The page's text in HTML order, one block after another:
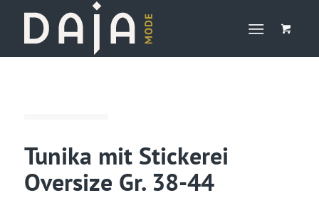
Tunika mit Stickerei
Oversize Gr. 38-44